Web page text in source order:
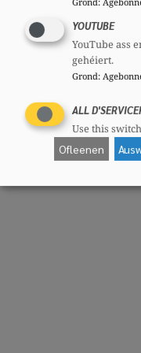
YOUTUBE
YouTube ass
gehéiert.
Grond:
ALL
Use this
Ofleenen